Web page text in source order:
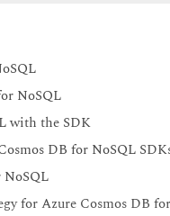
NoSQL
with the SDK
DB for NoSQL
NoSQL
for Azure Cosmos DB